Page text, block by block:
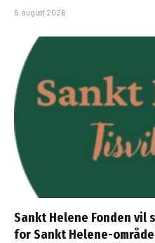
5. august 2026
Sankt Helene Fonden
for Sankt Helene-